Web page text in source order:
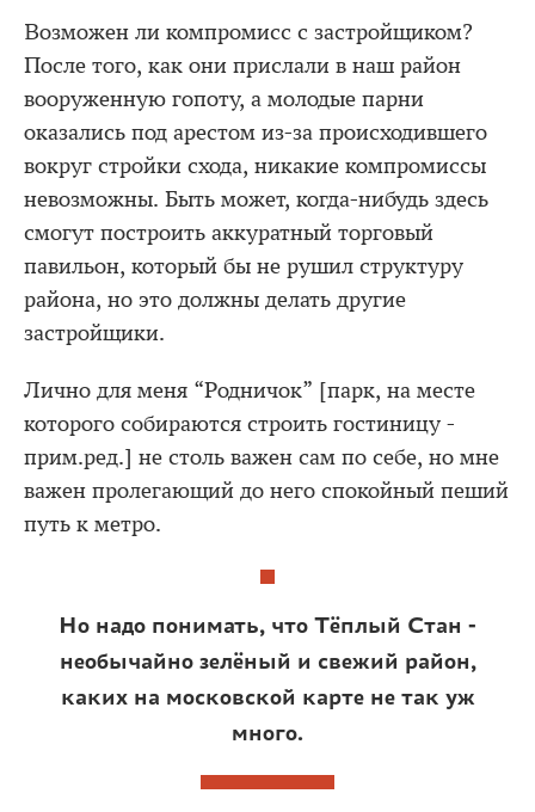
Возможен ли компромисс с застройщиком?
После того, как они прислали в наш район
вооруженную гопоту, а молодые парни
оказались под арестом из-за происходившего
вокруг стройки схода, никакие компромиссы
невозможны. Быть может, когда-нибудь здесь
смогут построить аккуратный торговый
павильон, который бы не рушил структуру
района, но это должны делать другие
застройщики.
Лично для меня “Родничок” [парк, на месте
которого собираются строить гостиницу -
прим.ред.] не столь важен сам по себе, но мне
важен пролегающий до него спокойный пеший
путь к метро.
Но надо понимать, что Тёплый Стан -
необычайно зелёный и свежий район,
каких на московской карте не так уж
много.